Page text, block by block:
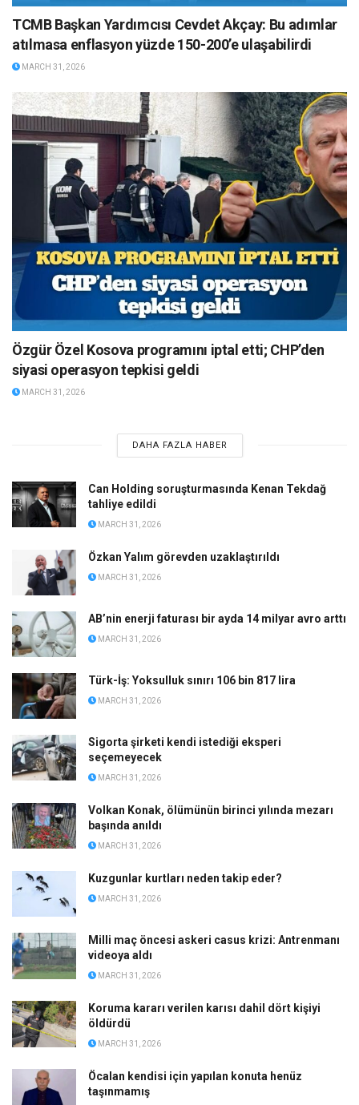
TCMB Başkan Yardımcısı Cevdet Akçay: Bu adımlar
atılmasa enflasyon yüzde 150-200’e ulaşabilirdi
MARCH 31, 2026
Özgür Özel Kosova programını iptal etti; CHP’den
siyasi operasyon tepkisi geldi
MARCH 31, 2026
DAHA FAZLA HABER
Can Holding soruşturmasında Kenan Tekdağ
tahliye edildi
MARCH 31, 2026
Özkan Yalım görevden uzaklaştırıldı
MARCH 31, 2026
AB’nin enerji faturası bir ayda 14 milyar avro arttı
MARCH 31, 2026
Türk-İş: Yoksulluk sınırı 106 bin 817 lira
MARCH 31, 2026
Sigorta şirketi kendi istediği eksperi
seçemeyecek
MARCH 31, 2026
Volkan Konak, ölümünün birinci yılında mezarı
başında anıldı
MARCH 31, 2026
Kuzgunlar kurtları neden takip eder?
MARCH 31, 2026
Milli maç öncesi askeri casus krizi: Antrenmanı
videoya aldı
MARCH 31, 2026
Koruma kararı verilen karısı dahil dört kişiyi
öldürdü
MARCH 31, 2026
Öcalan kendisi için yapılan konuta henüz
taşınmamış